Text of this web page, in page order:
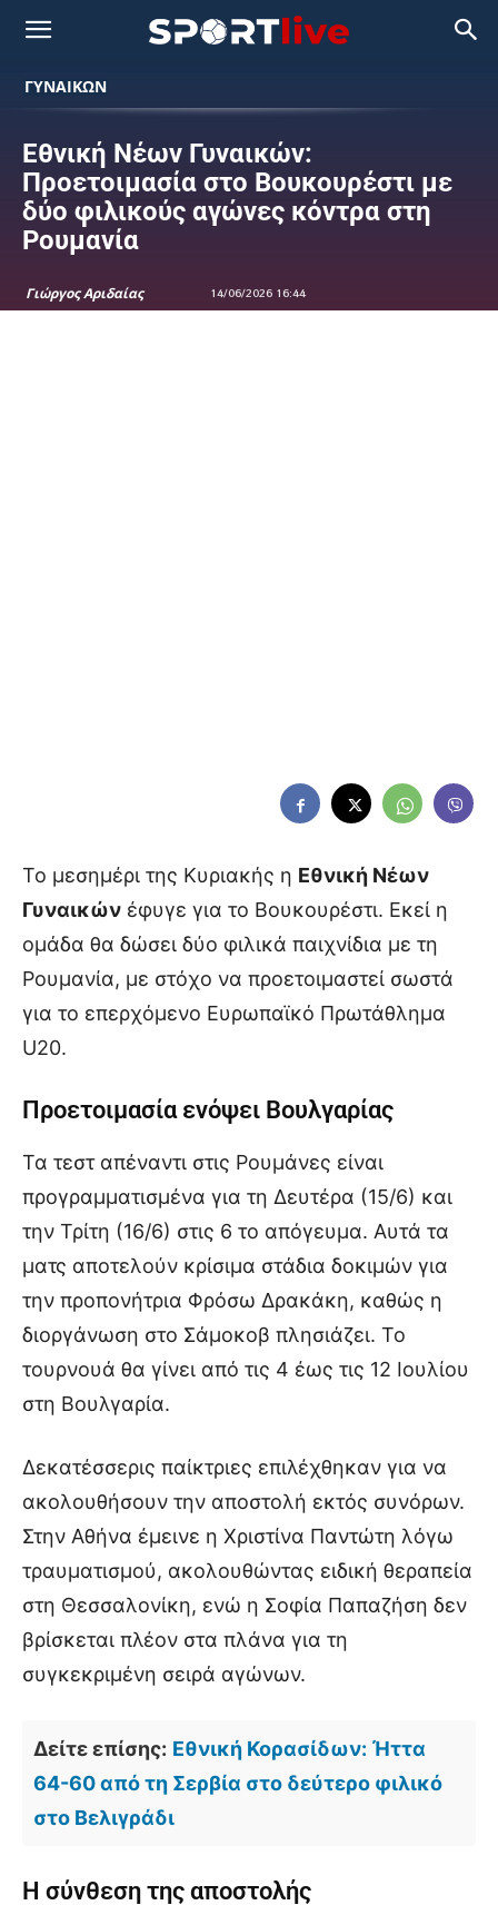
ΓΥΝΑΙΚΩΝ
Εθνική Νέων Γυναικών:
Προετοιμασία στο Βουκουρέστι με
δύο φιλικούς αγώνες κόντρα στη
Ρουμανία
Γιώργος Αριδαίας 14/06/2026 16:44
Το μεσημέρι της Κυριακής η Εθνική Νέων
Γυναικών έφυγε για το Βουκουρέστι. Εκεί η
ομάδα θα δώσει δύο φιλικά παιχνίδια με τη
Ρουμανία, με στόχο να προετοιμαστεί σωστά
για το επερχόμενο Ευρωπαϊκό Πρωτάθλημα
U20.
Προετοιμασία ενόψει Βουλγαρίας
Τα τεστ απέναντι στις Ρουμάνες είναι
προγραμματισμένα για τη Δευτέρα (15/6) και
την Τρίτη (16/6) στις 6 το απόγευμα. Αυτά τα
ματς αποτελούν κρίσιμα στάδια δοκιμών για
την προπονήτρια Φρόσω Δρακάκη, καθώς η
διοργάνωση στο Σάμοκοβ πλησιάζει. Το
τουρνουά θα γίνει από τις 4 έως τις 12 Ιουλίου
στη Βουλγαρία.
Δεκατέσσερις παίκτριες επιλέχθηκαν για να
ακολουθήσουν την αποστολή εκτός συνόρων.
Στην Αθήνα έμεινε η Χριστίνα Παντώτη λόγω
τραυματισμού, ακολουθώντας ειδική θεραπεία
στη Θεσσαλονίκη, ενώ η Σοφία Παπαζήση δεν
βρίσκεται πλέον στα πλάνα για τη
συγκεκριμένη σειρά αγώνων.
Δείτε επίσης: Εθνική Κορασίδων: Ήττα
64-60 από τη Σερβία στο δεύτερο φιλικό
στο Βελιγράδι
Η σύνθεση της αποστολής